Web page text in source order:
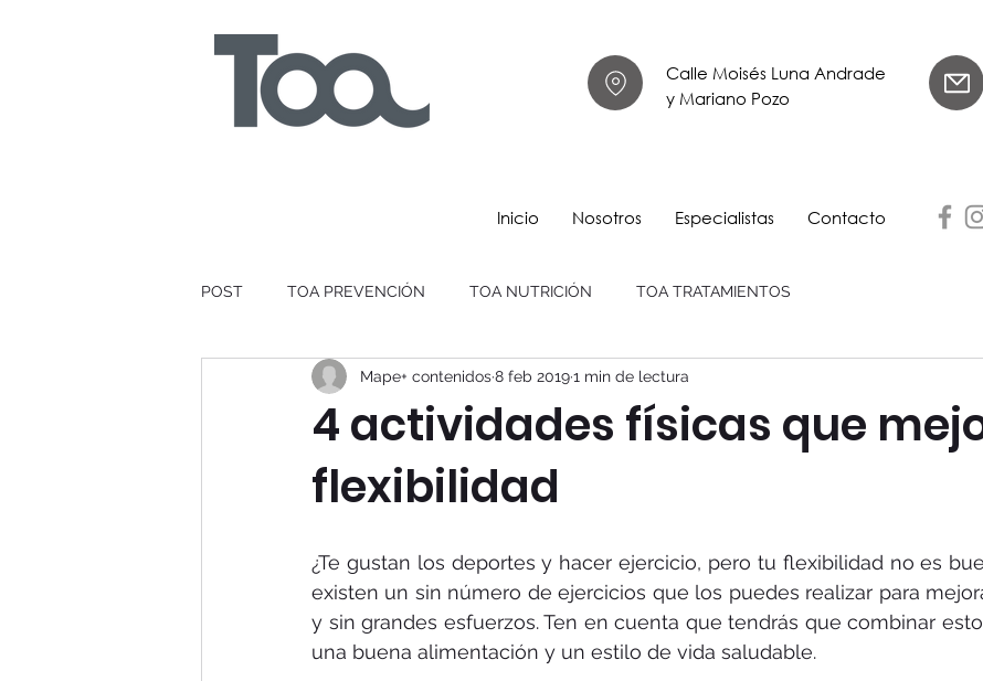
Calle Moisés Luna Andrade
y Mariano Pozo
Inicio Nosotros Especialistas Contacto
POST TOA PREVENCIÓN TOA NUTRICIÓN TOA TRATAMIENTOS
4 actividades físicas que
flexibilidad
Mape+ contenidos8 feb 20191 min de lectura
¿Te gustan los deportes y hacer ejercicio, pero tu flexibilidad no es
existen un sin número de ejercicios que los puedes realizar para
y sin grandes esfuerzos. Ten en cuenta que tendrás que combinar
una buena alimentación y un estilo de vida saludable.